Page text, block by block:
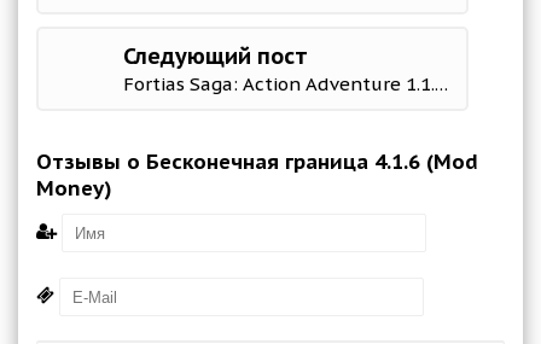
Следующий пост
Fortias Saga: Action Adventure 1.1.18 Мод меню
Отзывы о Бесконечная граница 4.1.6 (Mod
Money)